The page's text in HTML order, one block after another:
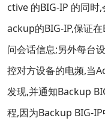
ctive 的BIG-IP 的同时
ackup的BIG-IP,保证
问会话信息;另外每台
控对方设备的电频,当
发现,并通知Backup
程,因为Backup BIG-